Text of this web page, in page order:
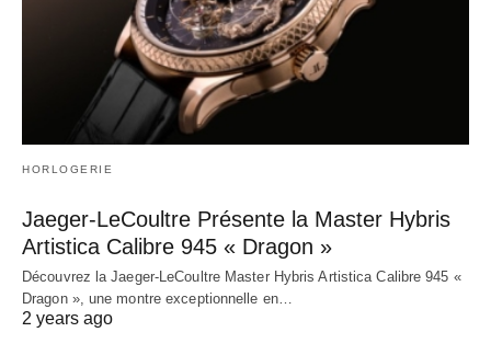
HORLOGERIE
Jaeger-LeCoultre Présente la Master Hybris
Artistica Calibre 945 « Dragon »
Découvrez la Jaeger-LeCoultre Master Hybris Artistica Calibre 945 «
Dragon », une montre exceptionnelle en…
2 years ago